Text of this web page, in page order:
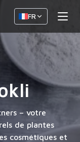
FR
– votre
de plantes
cosmétiques et